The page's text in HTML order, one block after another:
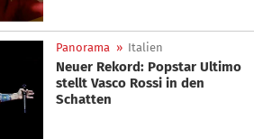
Panorama » Italien
Neuer Rekord: Popstar Ultimo
stellt Vasco Rossi in den
Schatten